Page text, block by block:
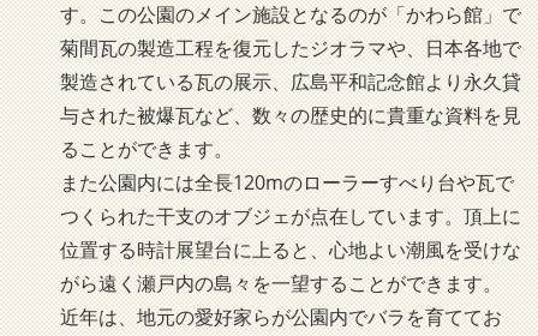
す。この公園のメイン施設となるのが「かわら館」で
菊間瓦の製造工程を復元したジオラマや、日本各地で
製造されている瓦の展示、広島平和記念館より永久貸
与された被爆瓦など、数々の歴史的に貴重な資料を見
ることができます。
また公園内には全長120mのローラーすべり台や瓦で
つくられた干支のオブジェが点在しています。頂上に
位置する時計展望台に上ると、心地よい潮風を受けな
がら遠く瀬戸内の島々を一望することができます。
近年は、地元の愛好家らが公園内でバラを育ててお